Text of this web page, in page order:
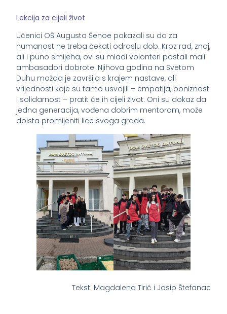
Lekcija za cijeli život
Učenici OŠ Augusta Šenoe pokazali su da za
humanost ne treba čekati odraslu dob. Kroz rad, znoj,
ali i puno smijeha, ovi su mladi volonteri postali mali
ambasadori dobrote. Njihova godina na Svetom
Duhu možda je završila s krajem nastave, ali
vrijednosti koje su tamo usvojili – empatija, poniznost
i solidarnost – pratit će ih cijeli život. Oni su dokaz da
jedna generacija, vođena dobrim mentorom, može
doista promijeniti lice svoga grada.
Tekst: Magdalena Tirić i Josip Štefanac